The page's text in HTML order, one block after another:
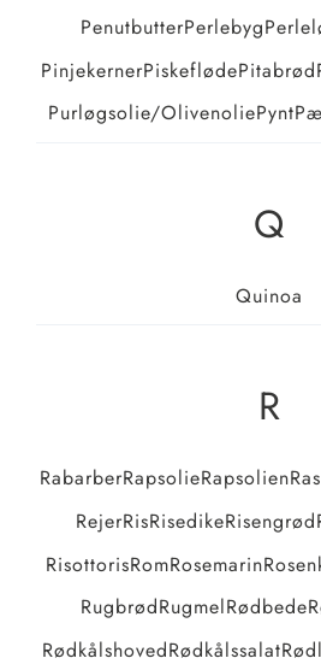
PenutbutterPerlebyg
PinjekernerPiskeflødePitabrød
Purløgsolie/olivenoliePynt
Q
Quinoa
R
RabarberRapsolieRapsolien
RejerRisRisedikeRisengrød
RisottorisRomRosemarin
RugbrødRugmelRødbede
RødkålshovedRødkålssalat